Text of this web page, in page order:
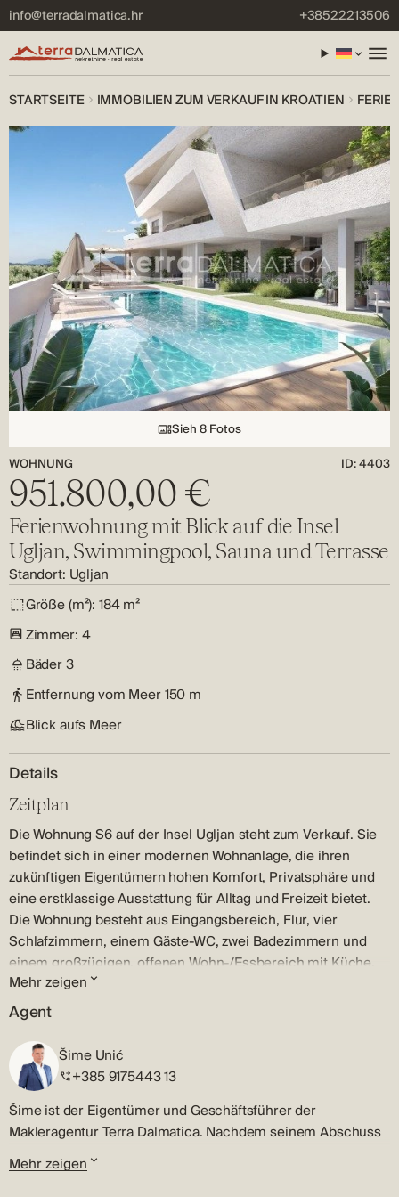
info@terradalmatica.hr +38522213506
STARTSEITE IMMOBILIEN ZUM VERKAUF IN KROATIEN
Sieh 8 Fotos
WOHNUNG
ID: 4403
951.800,00 €
Ferienwohnung mit Blick auf die Insel
Ugljan, Swimmingpool, Sauna und Terrasse
Standort: Ugljan
Größe (m²): 184 m²
Zimmer: 4
Bäder3
Entfernung vom Meer150 m
Blick aufs Meer
Details
Zeitplan
Die Wohnung S6 auf der Insel Ugljan steht zum Verkauf. Sie
befindet sich in einer modernen Wohnanlage, die ihren
zukünftigen Eigentümern hohen Komfort, Privatsphäre und
eine erstklassige Ausstattung für Alltag und Freizeit bietet.
Die Wohnung besteht aus Eingangsbereich, Flur, vier
Schlafzimmern, einem Gäste-WC, zwei Badezimmern und
einem großzügigen, offenen Wohn-/Essbereich mit Küche.
Alle Schlafzimmer haben Zugang zu einem Balkon, eines
davon sogar direkt zur Terrasse. So entsteht eine
harmonische Verbindung zwischen Innen- und
Außenbereich, die den mediterranen Lebensstil
unterstreicht.
Die 53 m² große Terrasse und der 21 m² große Balkon bieten
einen perfekten Meerblick und sind der ideale Ort, um sich
das ganze Jahr über im Freien zu entspannen und mit
Familie und Freunden zusammenzukommen.
Mehr zeigen
Agent
Šime Unić
+385 9175443 13
Šime ist der Eigentümer und Geschäftsführer der
Makleragentur Terra Dalmatica. Nachdem seinem Abschuss
an der Fakultät für Betriebswirtschaft der Universität in
Zagreb gemacht hatte, begann er seine professionelle
Mehr zeigen